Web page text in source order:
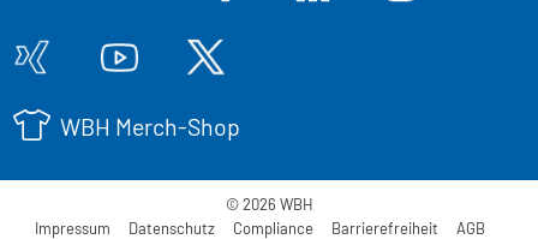
WBH Merch-Shop
© 2026 WBH
Impressum
Datenschutz Compliance Barrierefreiheit
AGB